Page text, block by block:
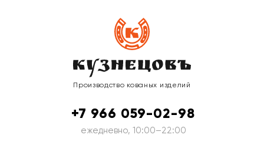
Производство кованых изделий
+7 966 059-02-98
ежедневно, 10:00–22:00